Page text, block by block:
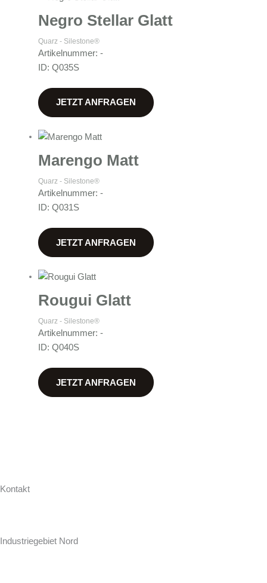
Negro Stellar Glatt
Quarz - Silestone®
Artikelnummer: -
ID: Q035S
JETZT ANFRAGEN
Marengo Matt
Quarz - Silestone®
Artikelnummer: -
ID: Q031S
JETZT ANFRAGEN
Rougui Glatt
Quarz - Silestone®
Artikelnummer: -
ID: Q040S
JETZT ANFRAGEN
Kontakt
Industriegebiet Nord